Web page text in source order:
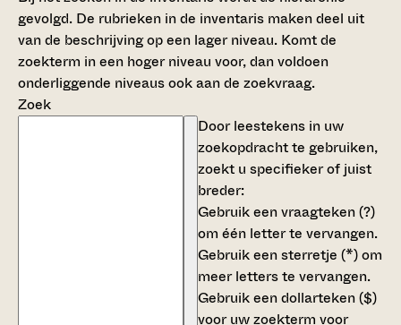
gevolgd. De rubrieken in de inventaris maken deel uit
van de beschrijving op een lager niveau. Komt de
zoekterm in een hoger niveau voor, dan voldoen
onderliggende niveaus ook aan de zoekvraag.
Zoek
Door leestekens in uw
zoekopdracht te gebruiken,
zoekt u specifieker of juist
breder:
Gebruik eenvraagteken (?)
om één letter te vervangen.
Gebruik eensterretje (*)om
meer letters te vervangen.
Gebruik eendollarteken ($)
voor uw zoekterm voor